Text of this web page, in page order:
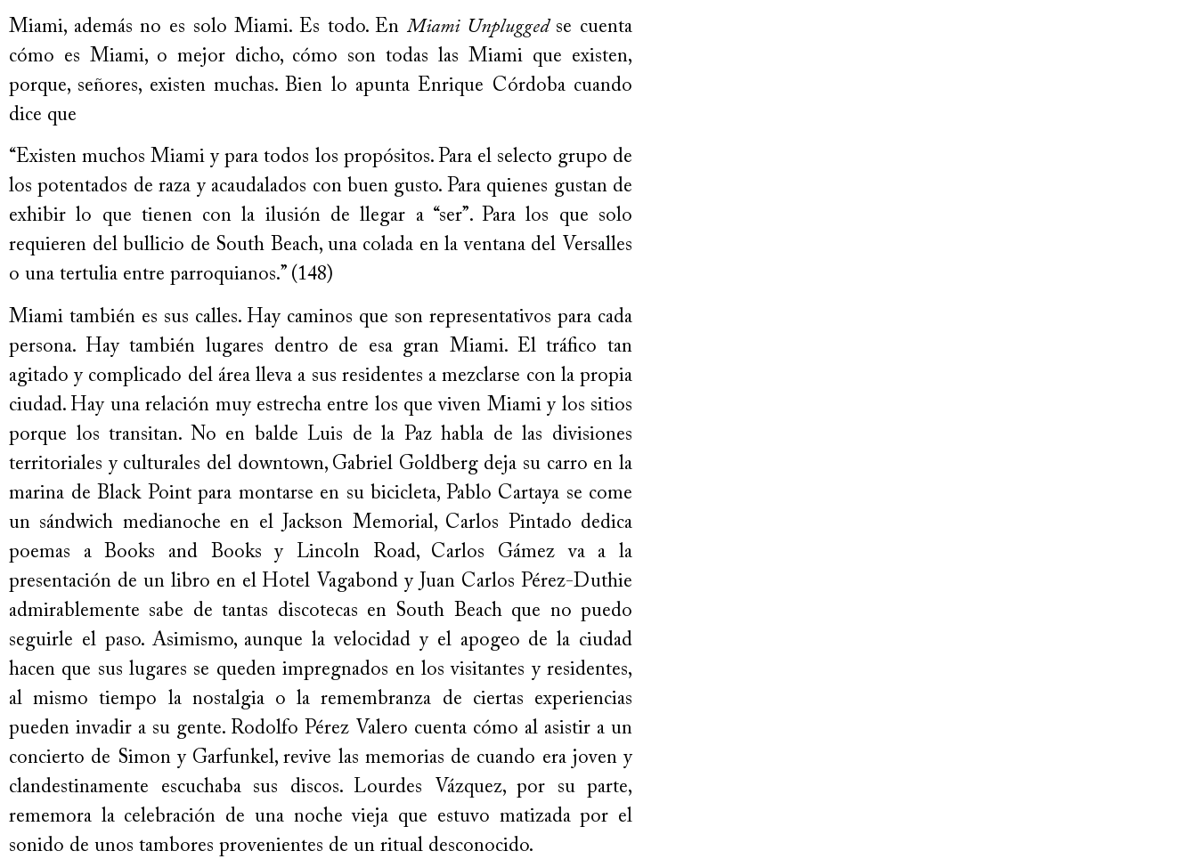
Miami, además no es solo Miami. Es todo. En Miami Unpluggedse cuenta
cómo es Miami, o mejor dicho, cómo son todas las Miami que existen,
porque, señores, existen muchas. Bien lo apunta Enrique Córdoba cuando
dice que
“Existen muchos Miami y para todos los propósitos. Para el selecto grupo de
los potentados de raza y acaudalados con buen gusto. Para quienes gustan de
exhibir lo que tienen con la ilusión de llegar a “ser”. Para los que solo
requieren del bullicio de South Beach, una colada en la ventana del Versalles
o una tertulia entre parroquianos.” (148)
Miami también es sus calles. Hay caminos que son representativos para cada
persona. Hay también lugares dentro de esa gran Miami. El tráfico tan
agitado y complicado del área lleva a sus residentes a mezclarse con la propia
ciudad. Hay una relación muy estrecha entre los que viven Miami y los sitios
porque los transitan. No en balde Luis de la Paz habla de las divisiones
territoriales y culturales del downtown, Gabriel Goldberg deja su carro en la
marina de Black Point para montarse en su bicicleta, Pablo Cartaya se come
un sándwich medianoche en el Jackson Memorial, Carlos Pintado dedica
poemas a Books and Books y Lincoln Road, Carlos Gámez va a la
presentación de un libro en el Hotel Vagabond y Juan Carlos Pérez-Duthie
admirablemente sabe de tantas discotecas en South Beach que no puedo
seguirle el paso. Asimismo, aunque la velocidad y el apogeo de la ciudad
hacen que sus lugares se queden impregnados en los visitantes y residentes,
al mismo tiempo la nostalgia o la remembranza de ciertas experiencias
pueden invadir a su gente. Rodolfo Pérez Valero cuenta cómo al asistir a un
concierto de Simon y Garfunkel, revive las memorias de cuando era joven y
clandestinamente escuchaba sus discos. Lourdes Vázquez, por su parte,
rememora la celebración de una noche vieja que estuvo matizada por el
sonido de unos tambores provenientes de un ritual desconocido.